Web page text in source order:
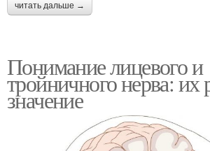
читать дальше →
Понимание лицевого и
тройничного нерва: их
значение